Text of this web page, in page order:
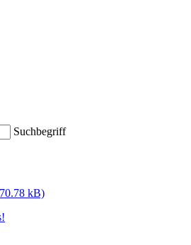
Suchbegriff
kB)